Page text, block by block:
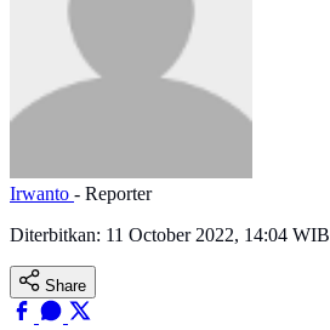
Irwanto - Reporter
Diterbitkan: 11 October 2022, 14:04 WIB
Share